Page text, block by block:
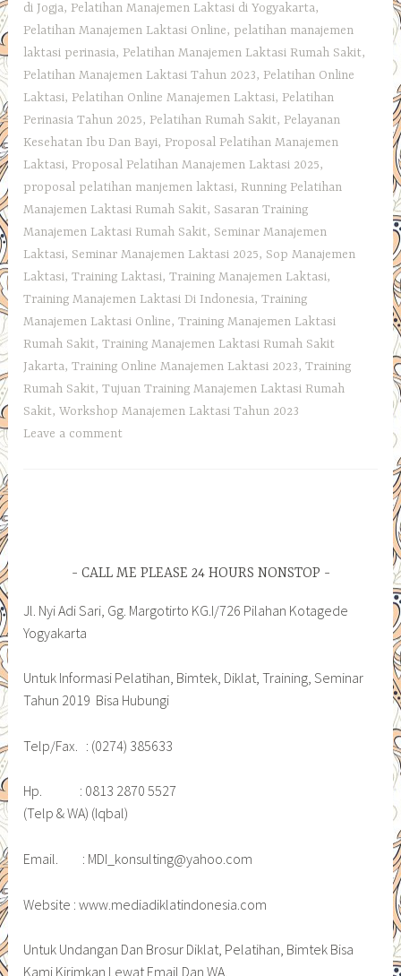
di Jogja, Pelatihan Manajemen Laktasi di Yogyakarta,
Pelatihan Manajemen Laktasi Online, pelatihan manajemen
laktasi perinasia, Pelatihan Manajemen Laktasi Rumah Sakit,
Pelatihan Manajemen Laktasi Tahun 2023, Pelatihan Online
Laktasi, Pelatihan Online Manajemen Laktasi, Pelatihan
Perinasia Tahun 2025, Pelatihan Rumah Sakit, Pelayanan
Kesehatan Ibu Dan Bayi, Proposal Pelatihan Manajemen
Laktasi, Proposal Pelatihan Manajemen Laktasi 2025,
proposal pelatihan manjemen laktasi, Running Pelatihan
Manajemen Laktasi Rumah Sakit, Sasaran Training
Manajemen Laktasi Rumah Sakit, Seminar Manajemen
Laktasi, Seminar Manajemen Laktasi 2025, Sop Manajemen
Laktasi,Training Laktasi,Training Manajemen Laktasi,
Training Manajemen Laktasi Di Indonesia,Training
Manajemen Laktasi Online,Training Manajemen Laktasi
Rumah Sakit,Training Manajemen Laktasi Rumah Sakit
Jakarta,Training Online Manajemen Laktasi 2023,Training
Rumah Sakit,Tujuan Training Manajemen Laktasi Rumah
Sakit,Workshop Manajemen Laktasi Tahun 2023
Leave a comment
CALL ME PLEASE 24 HOURS NONSTOP
Jl. Nyi Adi Sari, Gg. Margotirto KG.I/726 Pilahan Kotagede
Yogyakarta
Untuk Informasi Pelatihan, Bimtek, Diklat, Training, Seminar
Tahun 2019 Bisa Hubungi
Telp/Fax. : (0274) 385633
Hp. : 0813 2870 5527
(Telp & WA) (Iqbal)
Email. : MDI_konsulting@yahoo.com
Website : www.mediadiklatindonesia.com
Untuk Undangan Dan Brosur Diklat, Pelatihan, Bimtek Bisa
Kami Kirimkan Lewat Email Dan WA.